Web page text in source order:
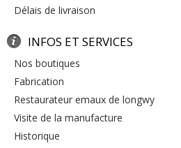
délais de livraison
INFOS ET SERVICES
nos boutiques
fabrication
restaurateur emaux de longwy
visite de la manufacture
historique